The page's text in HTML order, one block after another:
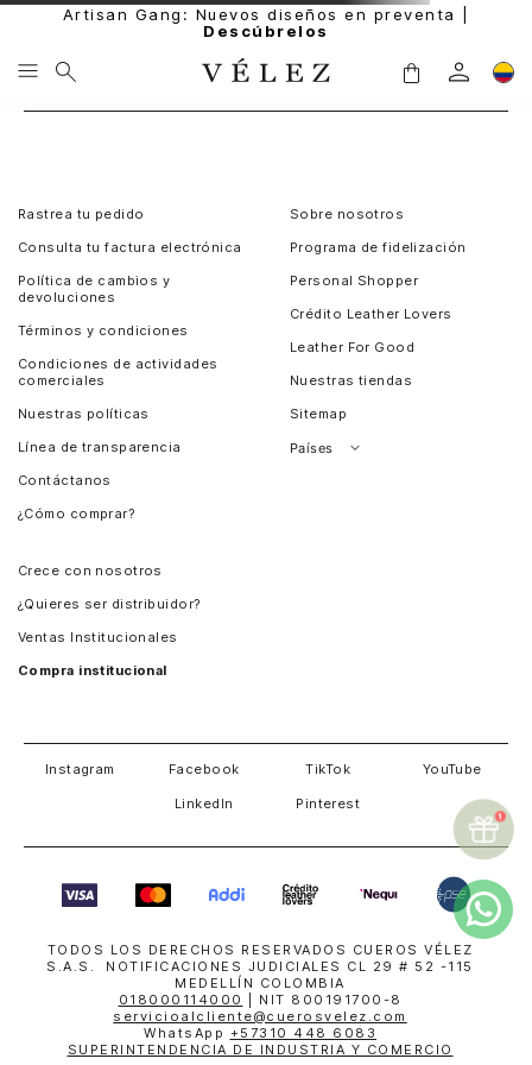
Artisan Gang: Nuevos diseños en preventa |
Descúbrelos
Rastrea tu pedido
Consulta tu factura electrónica
Política de cambios y
devoluciones
Términos y condiciones
Condiciones de actividades
comerciales
Nuestras políticas
Línea de transparencia
Contáctanos
¿Cómo comprar?
Sobre nosotros
Programa de fidelización
Personal Shopper
Crédito Leather Lovers
Leather For Good
Nuestras tiendas
Sitemap
Países
Crece con nosotros
¿Quieres ser distribuidor?
Ventas Institucionales
Compra institucional
Instagram Facebook TikTok YouTube
LinkedIn Pinterest
TODOS LOS DERECHOS RESERVADOS CUEROS VÉLEZ
S.A.S. NOTIFICACIONES JUDICIALES CL 29 # 52 -115
MEDELLÍN COLOMBIA
018000114000
| NIT 800191700-8
servicioalcliente@cuerosvelez.com
WhatsApp +57310 448 6083
SUPERINTENDENCIA DE INDUSTRIA Y COMERCIO